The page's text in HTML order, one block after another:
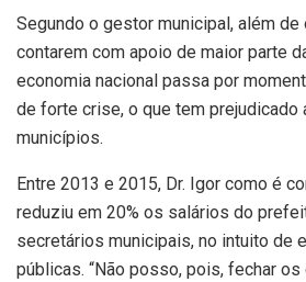
Segundo o gestor municipal, além
contarem com apoio de maior parte
economia nacional passa por
de forte crise, o que tem prejudicado
municípios.
Entre 2013 e 2015, Dr. Igor como é
reduziu em 20% os salários do
secretários municipais, no intuito de
públicas. “Não posso, pois, fechar